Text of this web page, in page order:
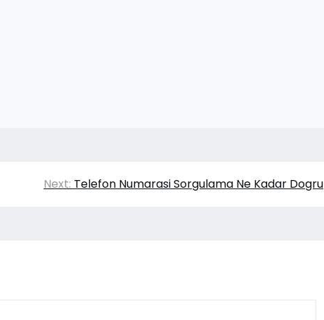
Next: Telefon Numarasi Sorgulama Ne Kadar Dogru